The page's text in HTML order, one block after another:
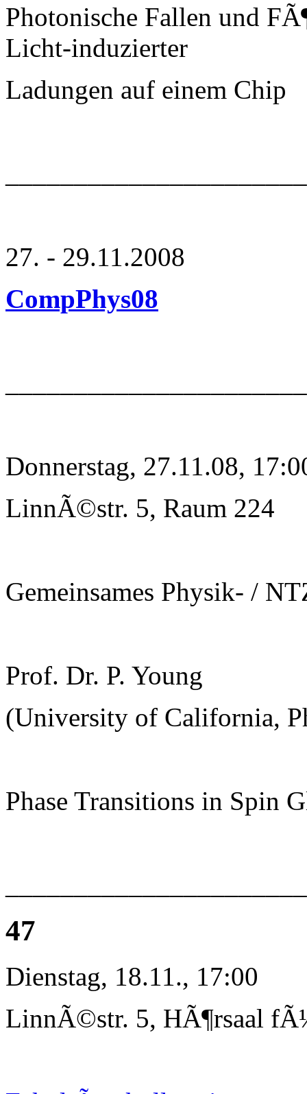
Photonische Fallen und
Licht-induzierter
Ladungen auf einem Chip
27. - 29.11.2008
CompPhys08
Donnerstag, 27.11.08,
LinnÃ©str. 5, Raum 224
Gemeinsames Physik- /
Prof. Dr. P. Young
(University of California,
Phase Transitions in Spin
47
Dienstag, 18.11., 17:00
LinnÃ©str. 5, HÃ¶rsaal